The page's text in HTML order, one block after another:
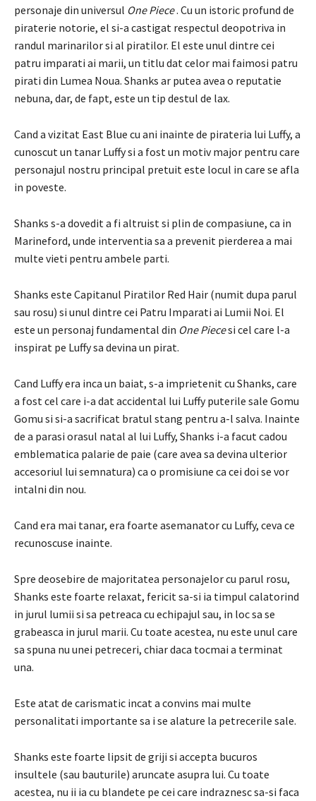
personaje din universul One Piece. Cu un istoric profund de
piraterie notorie, el si-a castigat respectul deopotriva in
randul marinarilor si al piratilor. El este unul dintre cei
patru imparati ai marii, un titlu dat celor mai faimosi patru
pirati din Lumea Noua. Shanks ar putea avea o reputatie
nebuna, dar, de fapt, este un tip destul de lax.
Cand a vizitat East Blue cu ani inainte de pirateria lui Luffy, a
cunoscut un tanar Luffy si a fost un motiv major pentru care
personajul nostru principal pretuit este locul in care se afla
in poveste.
Shanks s-a dovedit a fi altruist si plin de compasiune, ca in
Marineford, unde interventia sa a prevenit pierderea a mai
multe vieti pentru ambele parti.
Shanks este Capitanul Piratilor Red Hair (numit dupa parul
sau rosu) si unul dintre cei Patru Imparati ai Lumii Noi. El
este un personaj fundamental din One Piecesi cel care l-a
inspirat pe Luffy sa devina un pirat.
Cand Luffy era inca un baiat, s-a imprietenit cu Shanks, care
a fost cel care i-a dat accidental lui Luffy puterile sale Gomu
Gomu si si-a sacrificat bratul stang pentru a-l salva. Inainte
de a parasi orasul natal al lui Luffy, Shanks i-a facut cadou
emblematica palarie de paie (care avea sa devina ulterior
accesoriul lui semnatura) ca o promisiune ca cei doi se vor
intalni din nou.
Cand era mai tanar, era foarte asemanator cu Luffy, ceva ce
recunoscuse inainte.
Spre deosebire de majoritatea personajelor cu parul rosu,
Shanks este foarte relaxat, fericit sa-si ia timpul calatorind
in jurul lumii si sa petreaca cu echipajul sau, in loc sa se
grabeasca in jurul marii. Cu toate acestea, nu este unul care
sa spuna nu unei petreceri, chiar daca tocmai a terminat
una.
Este atat de carismatic incat a convins mai multe
personalitati importante sa i se alature la petrecerile sale.
Shanks este foarte lipsit de griji si accepta bucuros
insultele (sau bauturile) aruncate asupra lui. Cu toate
acestea, nu ii ia cu blandete pe cei care indraznesc sa-si faca